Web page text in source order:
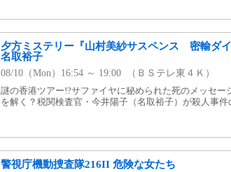
夕方ミステリー『山村美紗サスペンス 密輸ダイ
名取裕子
08/10（Mon）16:54 ～ 19:00 （ＢＳテレ東４Ｋ）
謎の香港ツアー!?サファイヤに秘められた死のメッセー
を解く？税関検査官・今井陽子（名取裕子）が殺人事
警視庁機動捜査隊216II 危険な女たち